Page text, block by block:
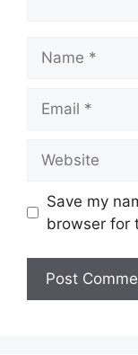
Save my
browser for